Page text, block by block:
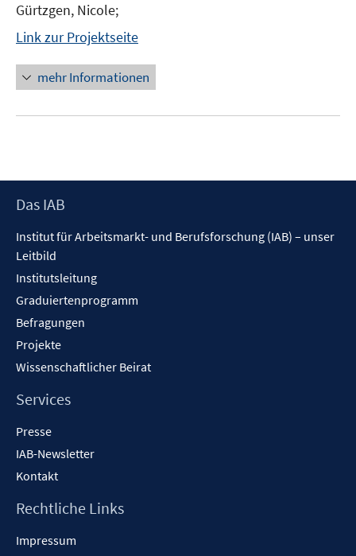
Gürtzgen, Nicole;
Link zur Projektseite
mehr Informationen
Footer
Das IAB
Institut für Arbeitsmarkt- und Berufsforschung (IAB) – unser
Leitbild
Institutsleitung
Graduiertenprogramm
Befragungen
Projekte
Wissenschaftlicher Beirat
Services
Presse
IAB-Newsletter
Kontakt
Rechtliche Links
Impressum